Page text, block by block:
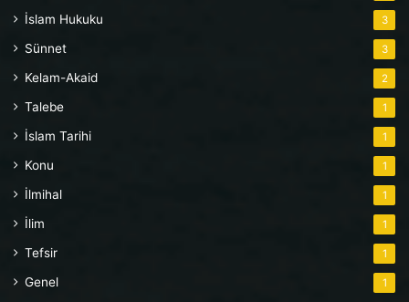
İslam Hukuku 3
Sünnet 3
Kelam-Akaid 2
Talebe 1
İslam Tarihi 1
Konu 1
İlmihal 1
İlim 1
Tefsir 1
Genel 1